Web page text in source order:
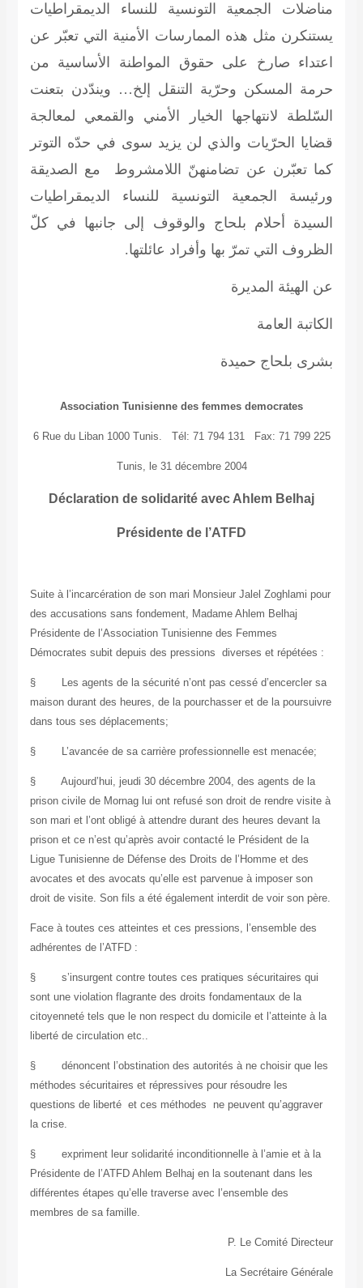
مناضلات الجمعية التونسية للنساء الديمقراطيات
يستنكرن مثل هذه الممارسات الأمنية التي تعبّر عن
اعتداء صارخ على حقوق المواطنة الأساسية من
حرمة المسكن وحرّية التنقل إلخ… ويندّدن بتعنت
السّلطة لانتهاجها الخيار الأمني والقمعي لمعالجة
قضايا الحرّيات والذي لن يزيد سوى في حدّه التوتر
كما تعبّرن عن تضامنهنّ اللامشروط مع الصديقة
ورئيسة الجمعية التونسية للنساء الديمقراطيات
السيدة أحلام بلحاج والوقوف إلى جانبها في كلّ
الظروف التي تمرّ بها وأفراد عائلتها.
عن الهيئة المديرة
الكاتبة العامة
بشرى بلحاج حميدة
Association Tunisienne des femmes democrates
6 Rue du Liban 1000 Tunis. Tél: 71 794 131 Fax: 71 799 225
Tunis, le 31 décembre 2004
Déclaration de solidarité avec Ahlem Belhaj
Présidente de l’ATFD
Suite à l’incarcération de son mari Monsieur Jalel Zoghlami pour
des accusations sans fondement, Madame Ahlem Belhaj
Présidente de l’Association Tunisienne des Femmes
Démocrates subit depuis des pressions diverses et répétées :
§Les agents de la sécurité n’ont pas cessé d’encercler sa
maison durant des heures, de la pourchasser et de la poursuivre
dans tous ses déplacements;
§L’avancée de sa carrière professionnelle est menacée;
§Aujourd’hui, jeudi 30 décembre 2004, des agents de la
prison civile de Mornag lui ont refusé son droit de rendre visite à
son mari et l’ont obligé à attendre durant des heures devant la
prison et ce n’est qu’après avoir contacté le Président de la
Ligue Tunisienne de Défense des Droits de l’Homme et des
avocates et des avocats qu’elle est parvenue à imposer son
droit de visite. Son fils a été également interdit de voir son père.
Face à toutes ces atteintes et ces pressions, l’ensemble des
adhérentes de l’ATFD :
§s’insurgent contre toutes ces pratiques sécuritaires qui
sont une violation flagrante des droits fondamentaux de la
citoyenneté tels que le non respect du domicile et l’atteinte à la
liberté de circulation etc..
§dénoncent l’obstination des autorités à ne choisir que les
méthodes sécuritaires et répressives pour résoudre les
questions de liberté et ces méthodes ne peuvent qu’aggraver
la crise.
§expriment leur solidarité inconditionnelle à l’amie et à la
Présidente de l’ATFD Ahlem Belhaj en la soutenant dans les
différentes étapes qu’elle traverse avec l’ensemble des
membres de sa famille.
P. Le Comité Directeur
La Secrétaire Générale